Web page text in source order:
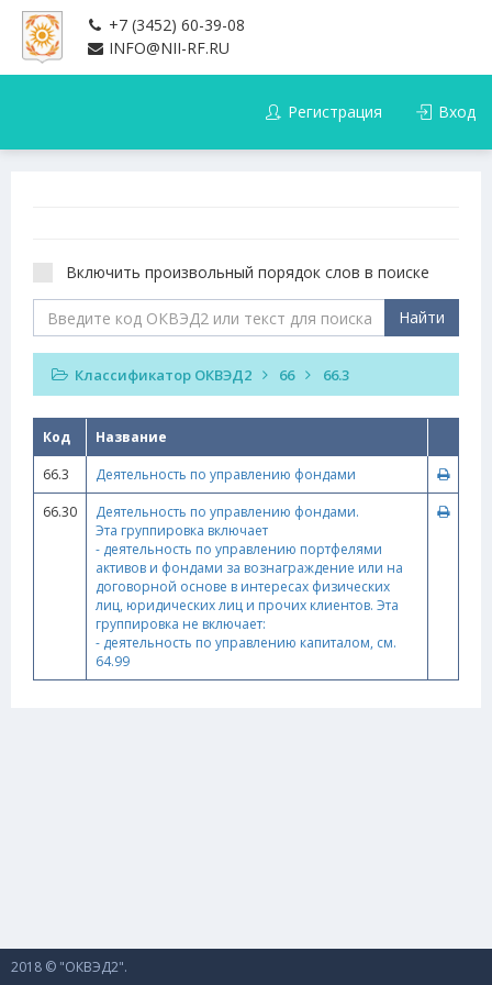
+7 (3452) 60-39-08
INFO@NII-RF.RU
Регистрация Вход
Включить произвольный порядок слов в поиске
Найти
Классификатор ОКВЭД2 66 66.3
Код
Название
66.3
Деятельность по управлению фондами
66.30
Деятельность по управлению фондами.
Эта группировка включает
- деятельность по управлению портфелями
активов и фондами за вознаграждение или на
договорной основе в интересах физических
лиц, юридических лиц и прочих клиентов. Эта
группировка не включает:
- деятельность по управлению капиталом, см.
64.99
2018 © "ОКВЭД2".